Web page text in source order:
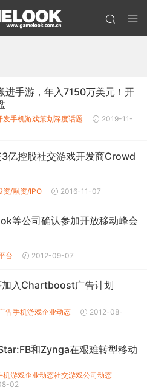
进手游，年入7150万美元！开
发手机游戏策划深度话题
2019-11-
亿控股社交游戏开发商Crowd
资/融资/IPO 2016-11-07
等公司确认参加开放移动峰会
台 2012-09-07
加入Chartboost广告计划
告手机游戏企业动态
2012-08-
和Zynga在艰难转型移动
机游戏企业动态社交游戏公司动态
02